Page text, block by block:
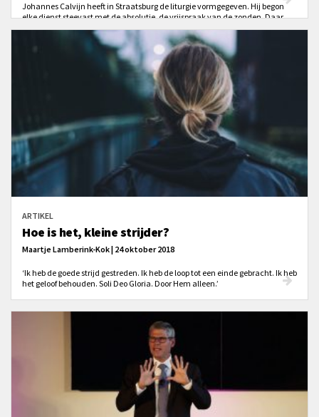
Johannes Calvijn heeft in Straatsburg de liturgie vormgegeven. Hij begon
elke dienst steevast met de absolutie, de vrijspraak van de zonden. Daar
ging wel een gebed van verootmoediging aan vooraf. Maar daarna klonk
het: ”Geliefde broeders en zusters, aan allen die zo berouw hebben over hun
zonden en hun heil alleen in Christus Jezus zoeken, verkondig ik de
absolutie, de vrijspraak van al hun zonden in de naam van de Vader en van
de Zoon en van de Heilige Geest. Amen”. Pas daarna zong de gemeente de
tien geboden, om die te doen uit dankbaarheid. In de kerkdienst worden de
sleutels van het hemelrijk bediend. Aan alle gelovigen wordt verkondigd en
openlijk betuigd dat al hun zonden vergeven zijn, alleen om Christus’ wil.
ARTIKEL
Hoe is het, kleine strijder?
Maartje Lamberink-Kok | 24 oktober 2018
‘Ik heb de goede strijd gestreden. Ik heb de loop tot een einde gebracht. Ik heb
het geloof behouden. Soli Deo Gloria. Door Hem alleen.’